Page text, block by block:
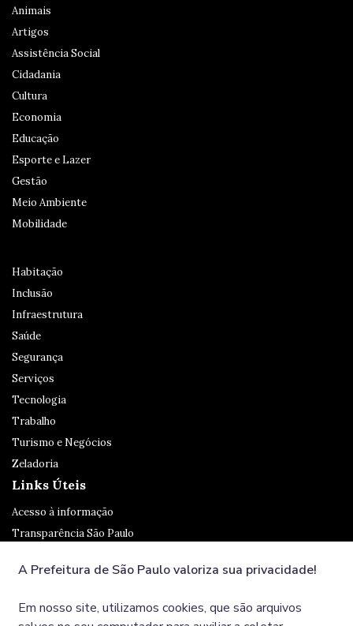
Animais
Artigos
Assistência Social
Cidadania
Cultura
Economia
Educação
Esporte e Lazer
Gestão
Meio Ambiente
Mobilidade
Habitação
Inclusão
Infraestrutura
Saúde
Segurança
Serviços
Tecnologia
Trabalho
Turismo e Negócios
Zeladoria
Links Úteis
Acesso à informação
Transparência São Paulo
Ouvidoria
A Prefeitura de São Paulo valoriza sua privacidade!
Em nosso site, utilizamos cookies, que são arquivos